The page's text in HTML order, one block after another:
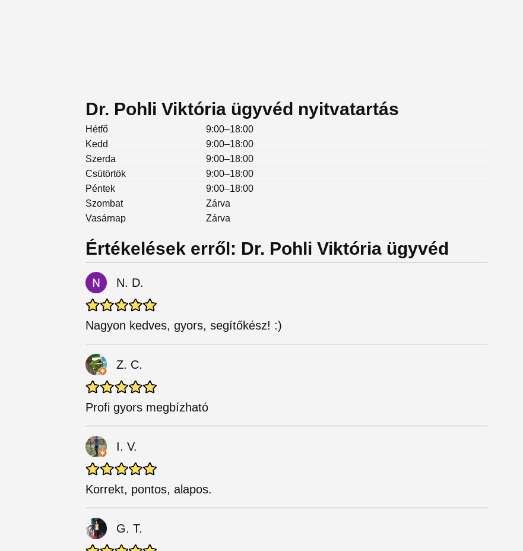
Dr. Pohli Viktória ügyvéd nyitvatartás
Hétfő
9:00–18:00
Kedd
9:00–18:00
Szerda
9:00–18:00
Csütörtök
9:00–18:00
Péntek
9:00–18:00
Szombat
Zárva
Vasárnap
Zárva
Értékelések erről: Dr. Pohli Viktória ügyvéd
N. D.
Nagyon kedves, gyors, segítőkész! :)
Z. C.
Profi gyors megbízható
I. V.
Korrekt, pontos, alapos.
G. T.